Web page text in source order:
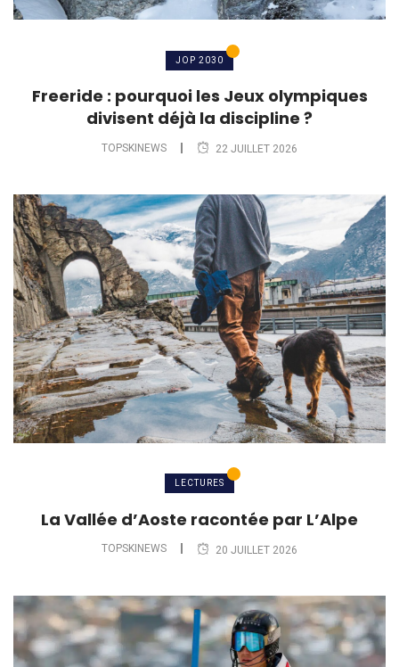
JOP 2030
Freeride : pourquoi les Jeux olympiques
divisent déjà la discipline ?
TOPSKINEWS 22 JUILLET 2026
LECTURES
La Vallée d’Aoste racontée par L’Alpe
TOPSKINEWS 20 JUILLET 2026